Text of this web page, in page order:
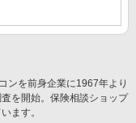
ンを前身企業に1967年より
を開始。保険相談ショップ
ます。